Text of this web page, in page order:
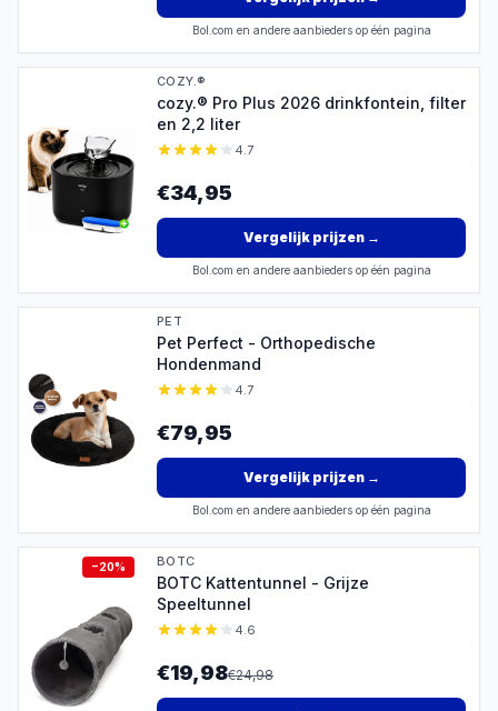
Bol.com en andere aanbieders op één pagina
COZY.®
cozy.® Pro Plus 2026 drinkfontein, filter
en 2,2 liter
4.7
€34,95
Vergelijk prijzen→
Bol.com en andere aanbieders op één pagina
PET
Pet Perfect - Orthopedische
Hondenmand
4.7
€79,95
Vergelijk prijzen→
Bol.com en andere aanbieders op één pagina
−20% BOTC
BOTC Kattentunnel - Grijze
Speeltunnel
4.6
€19,98€24,98